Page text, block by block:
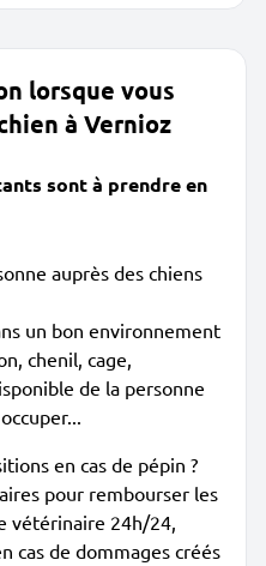
lorsque vous
à Vernioz
sont à prendre en
auprès des chiens
un bon environnement
chenil, cage,
de la personne
en cas de pépin ?
pour rembourser les
vétérinaire 24h/24,
cas de dommages créés